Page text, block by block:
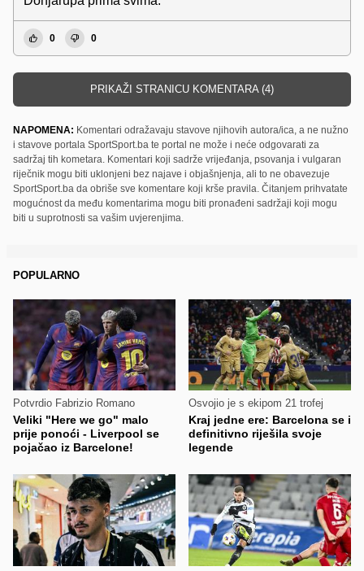
0 0
PRIKAŽI STRANICU KOMENTARA (4)
NAPOMENA: Komentari odražavaju stavove njihovih autora/ica, a ne nužno
i stavove portala SportSport.ba te portal ne može i neće odgovarati za
sadržaj tih kometara. Komentari koji sadrže vrijeđanja, psovanja i vulgaran
riječnik mogu biti uklonjeni bez najave i objašnjenja, ali to ne obavezuje
SportSport.ba da obriše sve komentare koji krše pravila. Čitanjem prihvatate
mogućnost da među komentarima mogu biti pronađeni sadržaji koji mogu
biti u suprotnosti sa vašim uvjerenjima.
POPULARNO
Potvrdio Fabrizio Romano
Veliki "Here we go" malo
prije ponoći - Liverpool se
pojačao iz Barcelone!
Osvojio je s ekipom 21 trofej
Kraj jedne ere: Barcelona se i
definitivno riješila svoje
legende